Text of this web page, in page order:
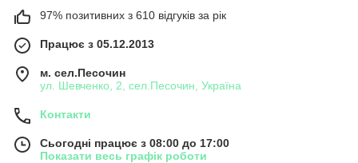
97% позитивних з 610 відгуків за рік
Працює з 05.12.2013
м. сел.Песочин
ул. Шевченко, 2, сел.Песочин, Україна
Контакти
Сьогодні працює з 08:00 до 17:00
Показати весь графік роботи